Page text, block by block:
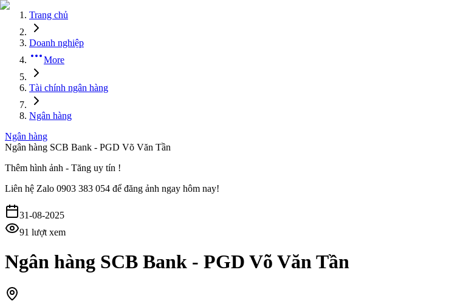
Trang chủ
Doanh nghiệp
More
Tài chính ngân hàng
Ngân hàng
Ngân hàng
Ngân hàng SCB Bank - PGD Võ Văn Tần
Thêm hình ảnh - Tăng uy tín !
Liên hệ Zalo 0903 383 054 để đăng ảnh ngay hôm nay!
31-08-2025
91 lượt xem
Ngân hàng SCB Bank - PGD Võ Văn Tần